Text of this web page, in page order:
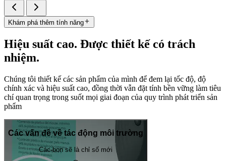
Khám phá thêm tính năng
Hiệu suất cao. Được thiết kế có trách
nhiệm.
Chúng tôi thiết kế các sản phẩm của mình để đem lại tốc độ, độ
chính xác và hiệu suất cao, đồng thời vẫn đặt tính bền vững làm tiêu
chí quan trọng trong suốt mọi giai đoạn của quy trình phát triển sản
phẩm
Các vấn đề về tác động môi trường
Các-bon sẽ là chỉ số mới